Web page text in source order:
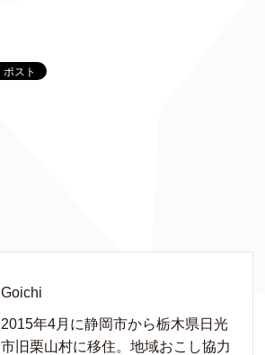
Goichi
2015年4月に静岡市から栃木県日光
市旧栗山村に移住。地域おこし協力